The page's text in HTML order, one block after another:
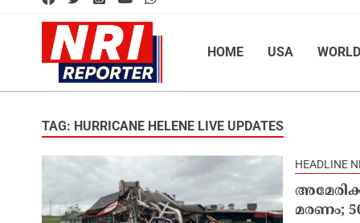
HOME USA WORLD
TAG: HURRICANE HELENE LIVE UPDATES
HEADLINE
മരണം;